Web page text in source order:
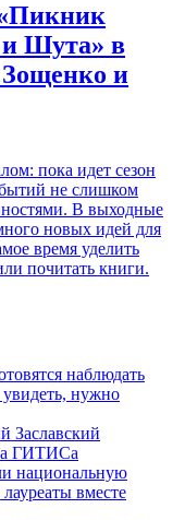
«Пикник
Шута» в
и
пока идет сезон
не слишком
В выходные
новых идей для
время уделить
почитать книги.
наблюдать
нужно
Заславский
ГИТИСа
национальную
вместе